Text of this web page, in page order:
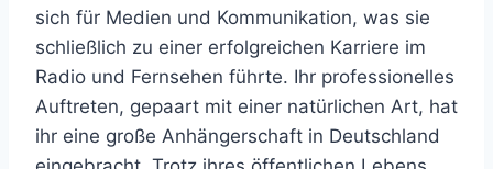
sich für Medien und Kommunikation, was sie
schließlich zu einer erfolgreichen Karriere im
Radio und Fernsehen führte. Ihr professionelles
Auftreten, gepaart mit einer natürlichen Art, hat
ihr eine große Anhängerschaft in Deutschland